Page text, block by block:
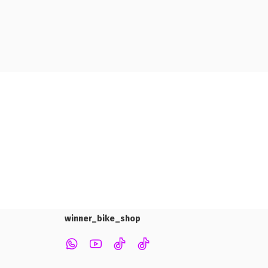
winner_bike_shop